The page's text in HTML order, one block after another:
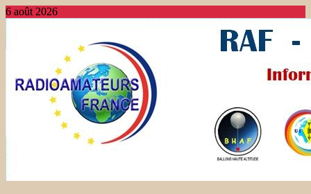
6 août 2026